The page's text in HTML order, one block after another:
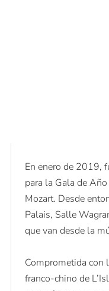
En enero de 2019,
para la Gala de
Mozart. Desde
Palais, Salle
que van desde la
Comprometida con
franco-chino de